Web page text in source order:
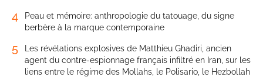
4
Peau et mémoire: anthropologie du tatouage, du signe
berbère à la marque contemporaine
5
Les révélations explosives de Matthieu Ghadiri, ancien
agent du contre-espionnage français infiltré en Iran, sur les
liens entre le régime des Mollahs, le Polisario, le Hezbollah